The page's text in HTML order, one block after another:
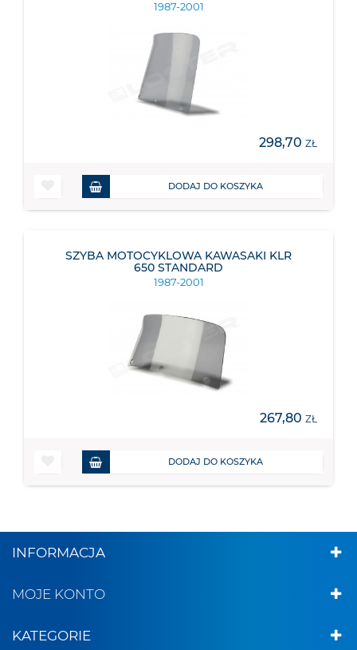
1987-2001
298,70 ZŁ
DODAJ DO KOSZYKA
SZYBA MOTOCYKLOWA KAWASAKI KLR
650 STANDARD
1987-2001
267,80 ZŁ
DODAJ DO KOSZYKA
INFORMACJA
MOJE KONTO
KATEGORIE